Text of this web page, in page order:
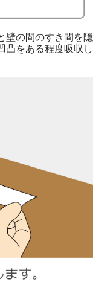
壁の間のすき間を隠
凸をある程度吸収し